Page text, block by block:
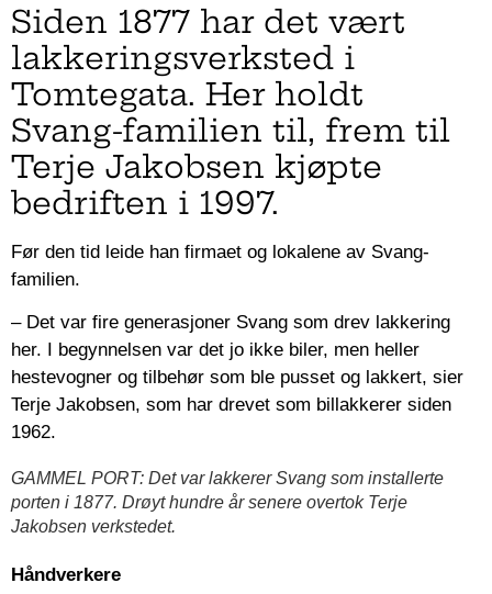
Siden 1877 har det vært
lakkeringsverksted i
Tomtegata. Her holdt
Svang-familien til, frem til
Terje Jakobsen kjøpte
bedriften i 1997.
Før den tid leide han firmaet og lokalene av Svang-
familien.
– Det var fire generasjoner Svang som drev lakkering
her. I begynnelsen var det jo ikke biler, men heller
hestevogner og tilbehør som ble pusset og lakkert, sier
Terje Jakobsen, som har drevet som billakkerer siden
1962.
GAMMEL PORT: Det var lakkerer Svang som installerte
porten i 1877. Drøyt hundre år senere overtok Terje
Jakobsen verkstedet.
Håndverkere